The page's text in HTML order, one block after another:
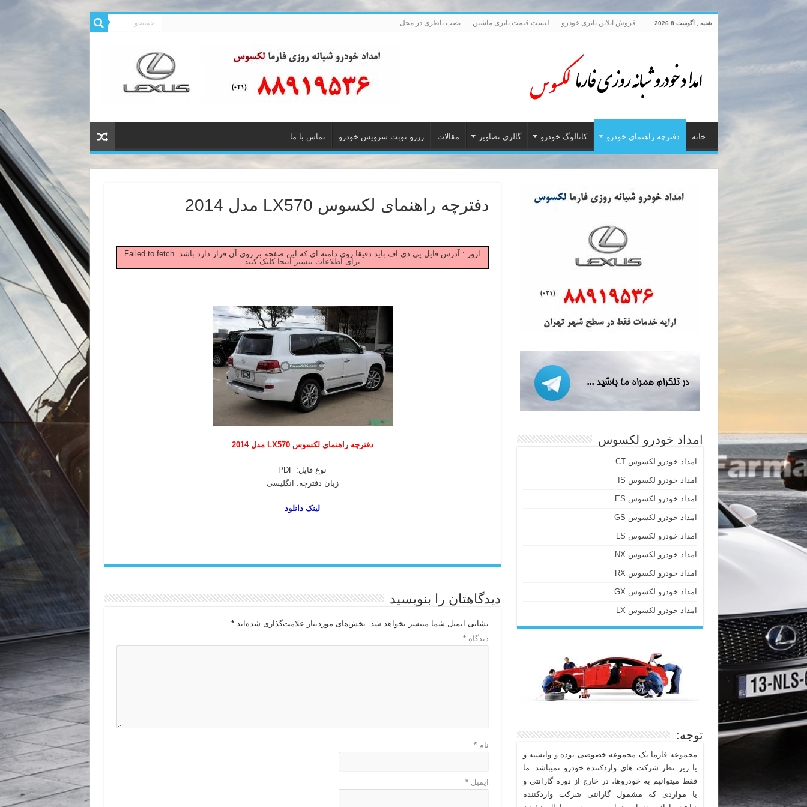
شنبه , آگوست 8 2026 فروش آنلاین باتری خودرو لیست قیمت باتری ماشین نصب باطری در محل
خانه دفترچه راهنمای خودرو کاتالوگ خودرو گالری تصاویر مقالات رزرو نوبت سرویس خودرو تماس با ما
دفترچه راهنمای لکسوس LX570 مدل 2014
Failed to fetch ارور : آدرس فایل پی دی اف باید دقیقا روی دامنه ای که این صفحه بر روی آن قرار دارد باشد.
برای اطلاعات بیشتر اینجا کلیک کنید
دفترچه راهنمای لکسوس LX570 مدل 2014
نوع فایل: PDF
زبان دفترچه: انگلیسی
لینک دانلود
دیدگاهتان را بنویسید
نشانی ایمیل شما منتشر نخواهد شد. بخش‌های موردنیاز علامت‌گذاری شده‌اند*
دیدگاه*
نام*
ایمیل*
امداد خودرو لکسوس
امداد خودرو لکسوس CT
امداد خودرو لکسوس IS
امداد خودرو لکسوس ES
امداد خودرو لکسوس GS
امداد خودرو لکسوس LS
امداد خودرو لکسوس NX
امداد خودرو لکسوس RX
امداد خودرو لکسوس GX
امداد خودرو لکسوس LX
توجه:
مجموعه فارما یک مجموعه خصوصی بوده و وابسته و
یا زیر نظر شرکت های واردکننده خودرو نمیباشد. ما
فقط میتوانیم به خودروها، در خارج از دوره گارانتی و
یا مواردی که مشمول گارانتی شرکت واردکننده